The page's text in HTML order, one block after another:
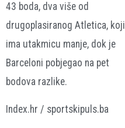
43 boda, dva više od
drugoplasiranog Atletica, koji
ima utakmicu manje, dok je
Barceloni pobjegao na pet
bodova razlike.
Index.hr / sportskipuls.ba